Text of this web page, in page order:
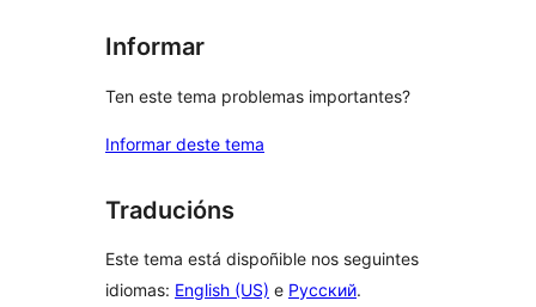
Informar
Ten este tema problemas importantes?
Informar deste tema
Traducións
Este tema está dispoñible nos seguintes
idiomas: English (US) e Русский.